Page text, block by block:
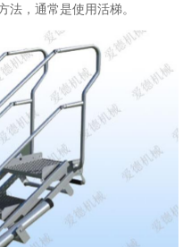
法，通常是使用活梯。